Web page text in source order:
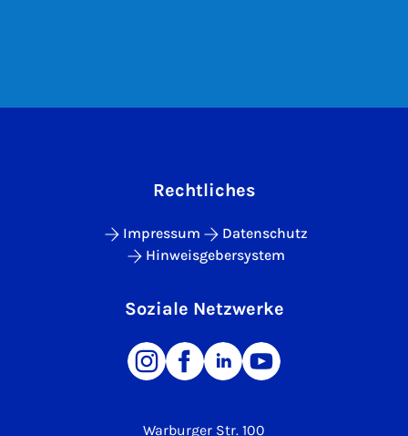
Warburger Str. 100
Rechtliches
Impressum
Datenschutz
Hinweisgebersystem
Soziale Netzwerke